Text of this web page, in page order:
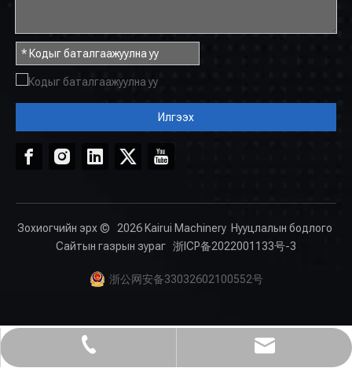
Илгээх
Зохиогчийн эрх © 2026Kairui Machinery Нууцлалын бодлого
Сайтын газрын зураг 浙ICP备2022001133号-3
浙公网安备33032602100552号